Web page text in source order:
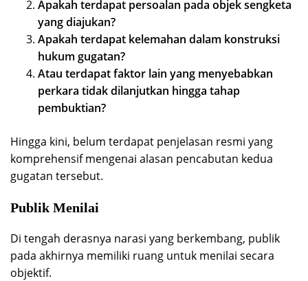
Apakah terdapat persoalan pada objek sengketa
yang diajukan?
Apakah terdapat kelemahan dalam konstruksi
hukum gugatan?
Atau terdapat faktor lain yang menyebabkan
perkara tidak dilanjutkan hingga tahap
pembuktian?
Hingga kini, belum terdapat penjelasan resmi yang
komprehensif mengenai alasan pencabutan kedua
gugatan tersebut.
Publik Menilai
Di tengah derasnya narasi yang berkembang, publik
pada akhirnya memiliki ruang untuk menilai secara
objektif.